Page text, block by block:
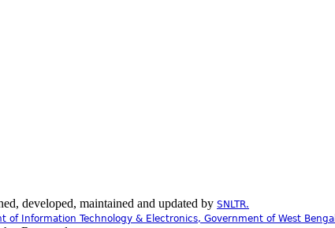
developed, maintained and updated by SNLTR.
of Information Technology & Electronics, Government of West Bengal